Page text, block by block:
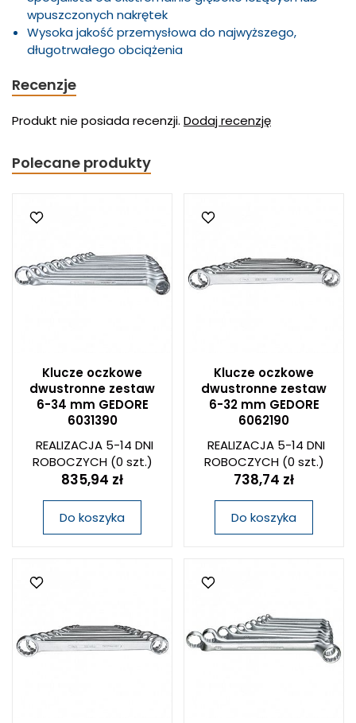
wpuszczonych nakrętek
Wysoka jakość przemysłowa do najwyższego,
długotrwałego obciążenia
Recenzje
Produkt nie posiada recenzji. Dodaj recenzję
Polecane produkty
Klucze oczkowe
dwustronne zestaw
6-34 mm GEDORE
6031390
REALIZACJA 5-14 DNI
ROBOCZYCH(0 szt.)
835,94 zł
Do koszyka
Klucze oczkowe
dwustronne zestaw
6-32 mm GEDORE
6062190
REALIZACJA 5-14 DNI
ROBOCZYCH(0 szt.)
738,74 zł
Do koszyka